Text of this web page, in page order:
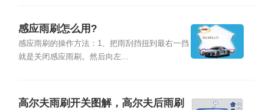
感应雨刷怎么用?
感应雨刷的操作方法：1、把雨刮挡扭到最右一挡
就是关闭感应雨刷。然后向左...
高尔夫雨刷开关图解，高尔夫后雨刷